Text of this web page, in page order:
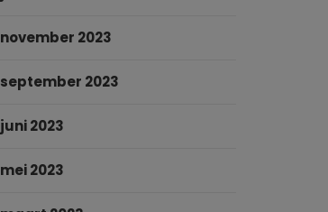
november 2023
september 2023
juni 2023
mei 2023